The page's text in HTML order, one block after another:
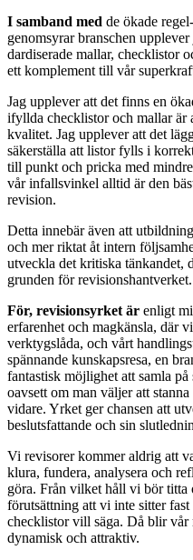
I samband med de ökade
genomsyrar branschen
dardiserade mallar, checklistor
ett komplement till vår
Jag upplever att det finns en
ifyllda checklistor och mallar är
kvalitet. Jag upplever att det
säkerställa att listor fylls i
till punkt och pricka med
vår infallsvinkel alltid är den
revision.
Detta innebär även att
och mer riktat åt intern
utveckla det kritis­ka tänkandet,
grunden för revisionshantverket.
För, revisionsyrket är enligt
erfarenhet och magkänsla, där
verktygslåda, och vårt
spännande kunskapsresa, en
fantastisk möjlighet att samla
oavsett om man väljer att
vidare. Yrket ger chansen att
besluts­fattande och sin
Vi revisorer kommer aldrig att
klura, fundera, analysera och
göra. Från vilket håll vi bör
förutsättning att vi inte sitter
checklistor vill säga. Då blir vår
dynamisk och attraktiv.